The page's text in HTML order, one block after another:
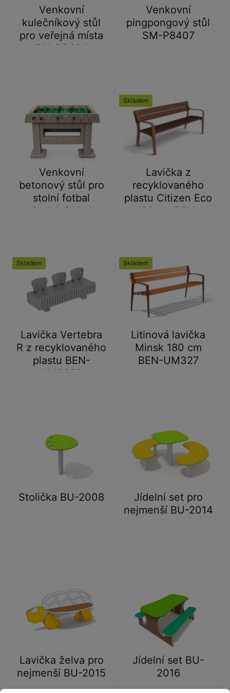
Venkovní
kulečníkový stůl
pro veřejná místa
SM-P8404
Venkovní
pingpongový stůl
SM-P8407
Venkovní
betonový stůl pro
stolní fotbal
Stolni_fotbal
Lavička z
recyklovaného
plastu Citizen Eco
180 cm BEN-
Skladem
Lavička Vertebra
R z recyklovaného
plastu BEN-
UM322R
Skladem
Litinová lavička
Minsk 180 cm
BEN-UM327
Skladem
Stolička BU-2008
Jídelní set pro
nejmenší BU-2014
Lavička želva pro
nejmenší BU-2015
Jídelní set BU-
2016